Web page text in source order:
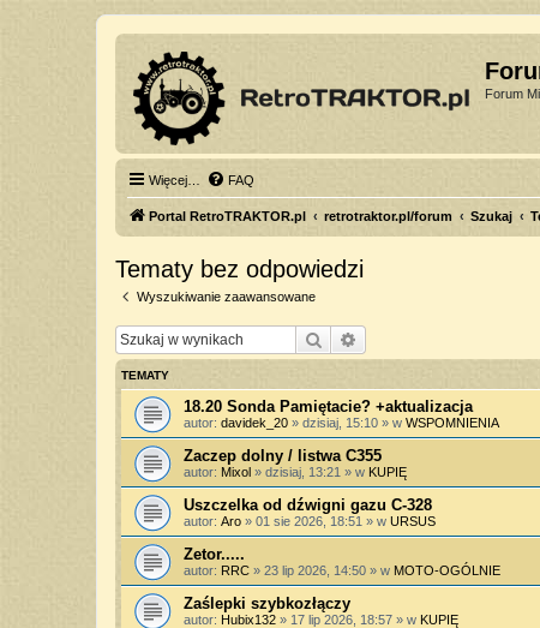
Forum
Więcej… FAQ
Portal RetroTRAKTOR.pl retrotraktor.pl/forum Szukaj
Tematy bez odpowiedzi
Wyszukiwanie zaawansowane
Szukaj
TEMATY
18.20 Sonda Pamiętacie? +aktualizacja
autor: davidek_20 » dzisiaj, 15:10 » w WSPOMNIENIA
Zaczep dolny / listwa C355
autor: Mixol » dzisiaj, 13:21 » w KUPIĘ
Uszczelka od dźwigni gazu C-328
autor: Aro » 01 sie 2026, 18:51 » w URSUS
Zetor.....
autor: RRC » 23 lip 2026, 14:50 » w MOTO-OGÓLNIE
Zaślepki szybkozłączy
autor: Hubix132 » 17 lip 2026, 18:57 » w KUPIĘ